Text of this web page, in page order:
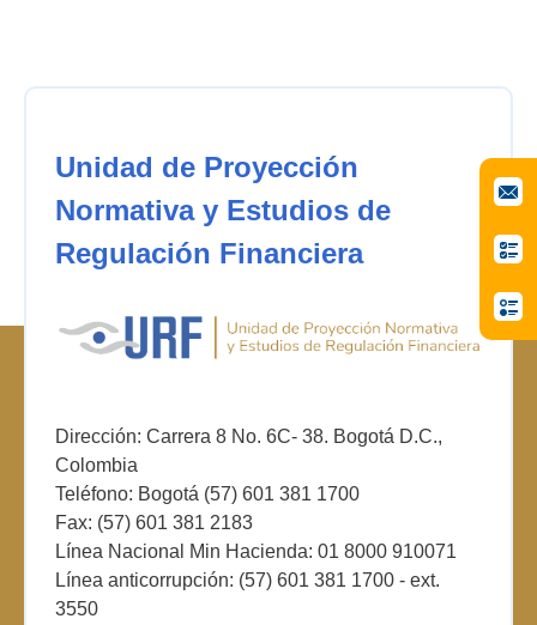
Unidad de Proyección
Normativa y Estudios de
Regulación Financiera
Dirección: Carrera 8 No. 6C- 38. Bogotá D.C.,
Colombia
Teléfono: Bogotá (57) 601 381 1700
Fax: (57) 601 381 2183
Línea Nacional Min Hacienda: 01 8000 910071
Línea anticorrupción: (57) 601 381 1700 - ext.
3550